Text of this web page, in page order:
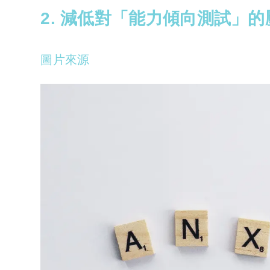
2. 減低對「能力傾向測試」的
圖片來源